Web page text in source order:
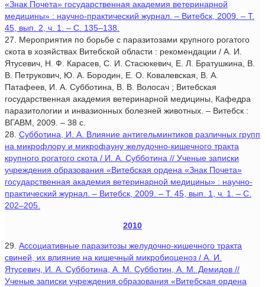
«Знак Почета» государственная академия ветеринарной
медицины» : научно-практический журнал. – Витебск, 2009. – Т.
45, вып. 2, ч. 1. – С. 135–138.
27. Мероприятия по борьбе с паразитозами крупного рогатого
скота в хозяйствах Витебской области : рекомендации / А. И.
Ятусевич, Н. Ф. Карасев, С. И. Стасюкевич, Е. Л. Братушкина, В.
В. Петрукович, Ю. А. Бородин, Е. О. Ковалевская, В. А.
Патафеев, И. А. Субботина, В. В. Волосач ; Витебская
государственная академия ветеринарной медицины, Кафедра
паразитологии и инвазионных болезней животных. – Витебск :
ВГАВМ, 2009. – 38 с.
28. Субботина, И. А. Влияние антигельминтиков различных групп
на микрофлору и микрофауну желудочно-кишечного тракта
крупного рогатого скота / И. А. Субботина // Ученые записки
учреждения образования «Витебская ордена «Знак Почета»
государственная академия ветеринарной медицины» : научно-
практический журнал. – Витебск, 2009. – Т. 45, вып. 1, ч. 1. – С.
202–205.
2010
29. Ассоциативные паразитозы желудочно-кишечного тракта
свиней, их влияние на кишечный микробиоценоз / А. И.
Ятусевич, И. А. Субботина, А. М. Субботин, А. М. Демидов //
Ученые записки учреждения образования «Витебская ордена